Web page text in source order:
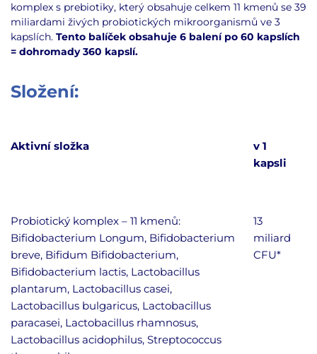
komplex s prebiotiky, který obsahuje celkem 11 kmenů se 39
miliardami živých probiotických mikroorganismů ve 3
kapslích. Tento balíček obsahuje 6 balení po 60 kapslích
= dohromady 360 kapslí.
Složení:
Aktivní složka
v 1
kapsli
Probiotický komplex – 11 kmenů:
Bifidobacterium Longum, Bifidobacterium
breve, Bifidum Bifidobacterium,
Bifidobacterium lactis, Lactobacillus
plantarum, Lactobacillus casei,
Lactobacillus bulgaricus, Lactobacillus
paracasei, Lactobacillus rhamnosus,
Lactobacillus acidophilus, Streptococcus
13
miliard
CFU*